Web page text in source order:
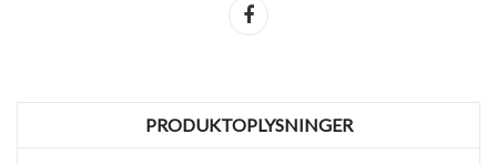
PRODUKTOPLYSNINGER